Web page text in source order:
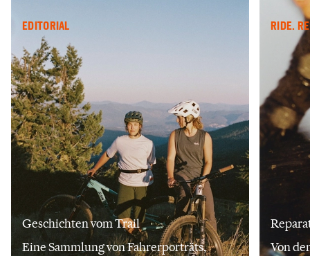
EDITORIAL
Geschichten vom Trail
Eine Sammlung von Fahrerporträts,
RIDE.
Von